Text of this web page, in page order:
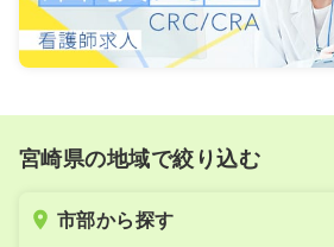
宮崎県の地域で絞り込む
市部から探す